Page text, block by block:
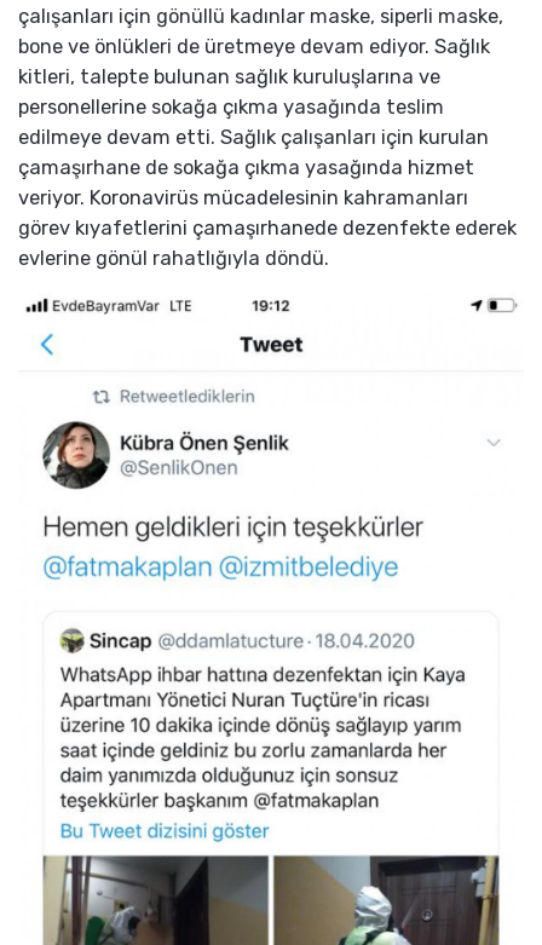
çalışanları için gönüllü kadınlar maske, siperli maske,
bone ve önlükleri de üretmeye devam ediyor. Sağlık
kitleri, talepte bulunan sağlık kuruluşlarına ve
personellerine sokağa çıkma yasağında teslim
edilmeye devam etti. Sağlık çalışanları için kurulan
çamaşırhane de sokağa çıkma yasağında hizmet
veriyor. Koronavirüs mücadelesinin kahramanları
görev kıyafetlerini çamaşırhanede dezenfekte ederek
evlerine gönül rahatlığıyla döndü.